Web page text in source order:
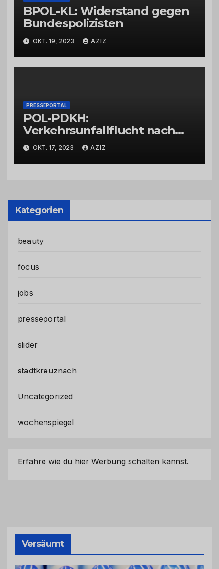
BPOL-KL: Widerstand gegen
Bundespolizisten
OKT. 19, 2023 AZIZ
PRESSEPORTAL
POL-PDKH:
Verkehrsunfallflucht nach
Abbiegevorgang
OKT. 17, 2023 AZIZ
Kategorien
beauty
focus
jobs
presseportal
slider
stadtkreuznach
Uncategorized
wochenspiegel
Erfahre wie du hier Werbung schalten kannst.
Versäumt